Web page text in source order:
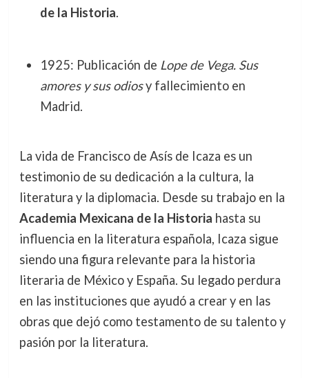
de la Historia.
1925: Publicación de Lope de Vega. Sus
amores y sus odiosy fallecimiento en
Madrid.
La vida de Francisco de Asís de Icaza es un
testimonio de su dedicación a la cultura, la
literatura y la diplomacia. Desde su trabajo en la
Academia Mexicana de la Historia hasta su
influencia en la literatura española, Icaza sigue
siendo una figura relevante para la historia
literaria de México y España. Su legado perdura
en las instituciones que ayudó a crear y en las
obras que dejó como testamento de su talento y
pasión por la literatura.